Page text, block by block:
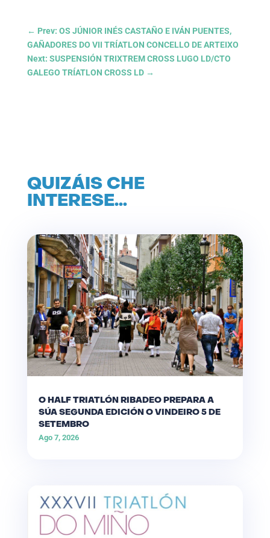
← Prev: OS JÚNIOR INÉS CASTAÑO E IVÁN PUENTES,
GAÑADORES DO VII TRÍATLON CONCELLO DE ARTEIXO
Next: SUSPENSIÓN TRIXTREM CROSS LUGO LD/CTO
GALEGO TRÍATLON CROSS LD→
QUIZÁIS CHE
INTERESE…
O HALF TRIATLÓN RIBADEO PREPARA A
SÚA SEGUNDA EDICIÓN O VINDEIRO 5 DE
SETEMBRO
Ago 7, 2026